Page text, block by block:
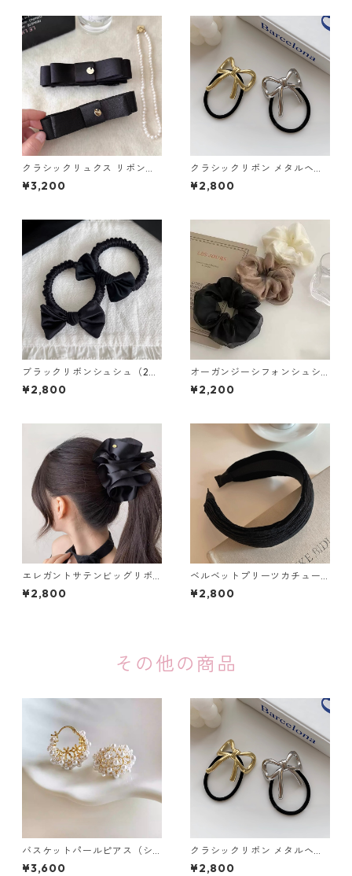
クラシックリュクス リボンバ
ナナクリップ（２色）：669
¥3,200
クラシックリボン メタルヘア
ゴム 2色セット：656
¥2,800
ブラックリボンシュシュ（2個
セット）：660
¥2,800
オーガンジーシフォンシュシ
ュ（選べる２個セット）：608
¥2,200
エレガントサテンビッグリボ
ンバナナクリップ（２色）：6
67
¥2,800
ベルベットプリーツカチュー
シャ（4色）：620
¥2,800
その他の商品
バスケットパールピアス（シ
ルバー・ゴールド）：439
¥3,600
クラシックリボン メタルヘア
ゴム 2色セット：656
¥2,800